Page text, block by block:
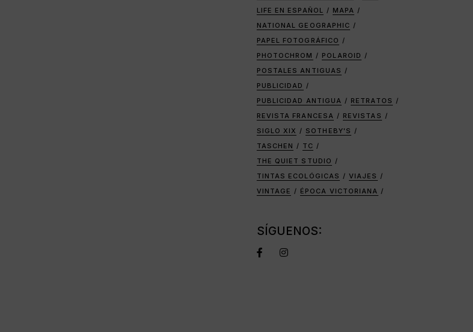
LIFE EN ESPAÑOL
MAPA
NATIONAL GEOGRAPHIC
PAPEL FOTOGRÁFICO
PHOTOCHROM
POLAROID
POSTALES ANTIGUAS
PUBLICIDAD
PUBLICIDAD ANTIGUA
RETRATOS
REVISTA FRANCESA
REVISTAS
SIGLO XIX
SOTHEBY'S
TASCHEN
TC
THE QUIET STUDIO
TINTAS ECOLÓGICAS
VIAJES
VINTAGE
ÉPOCA VICTORIANA
SÍGUENOS: